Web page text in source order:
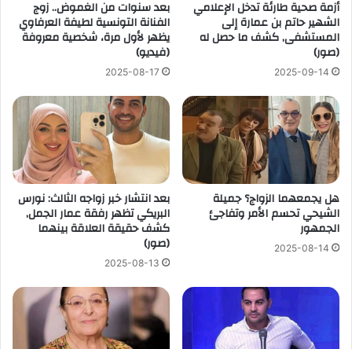
أزمة صحية طارئة تدخل الإعلامي
الشهير حاتم بن عمارة إلى
المستشفى, كشف ما حصل له
(صور)
2025-09-14
بعد سنوات من الغموض.. زوج
الفنانة التونسية لطيفة العرفاوي
يظهر لأول مرة، شخصية معروفة
(فيديو)
2025-08-17
هل يجمعهما الزواج؟ جميلة
الشيحي تحسم الأمر وتفاجئ
الجمهور
2025-08-14
بعد انتشار خبر زواجه الثالث: نورس
البريكي تظهر رفقة عمار الجمل,
كشف حقيقة العلاقة بينهما
(صور)
2025-08-13